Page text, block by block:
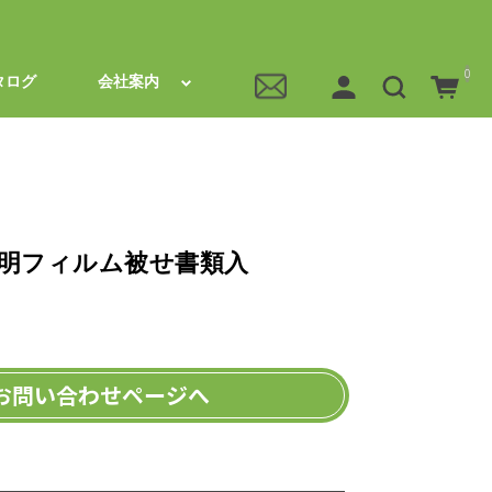
ログ 会社案内
0
フィルム被せ書類入
問い合わせページへ